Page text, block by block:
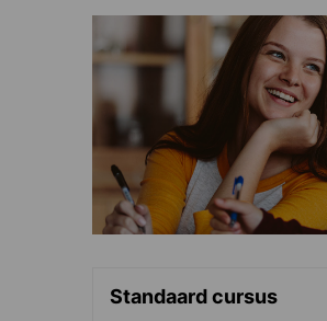
Standaard cursus